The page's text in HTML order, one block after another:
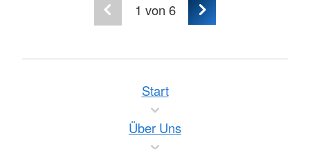
1 von 6
Start
Über Uns